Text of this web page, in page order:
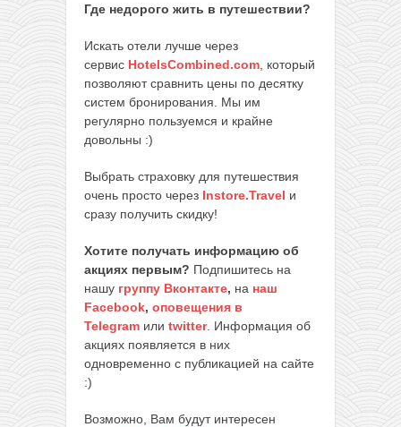
Где недорого жить в путешествии?
Искать отели лучше через
сервис HotelsCombined.com , который
позволяют сравнить цены по десятку
систем бронирования. Мы им
регулярно пользуемся и крайне
довольны :)
Выбрать страховку для путешествия
очень просто через Instore.Travel и
сразу получить скидку!
Хотите получать информацию об
акциях первым? Подпишитесь на
нашу группу Вконтакте, на наш
Facebook, оповещения в
Telegram или twitter. Информация об
акциях появляется в них
одновременно с публикацией на сайте
:)
Возможно, Вам будут интересен